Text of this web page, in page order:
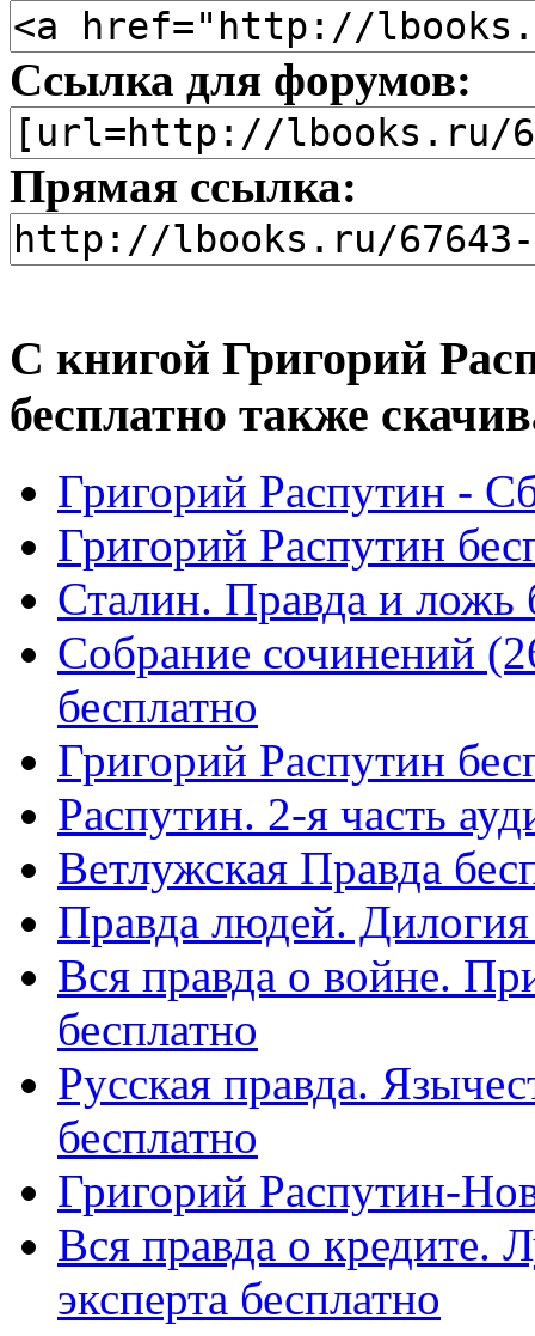
Ссылка для форумов:
Прямая ссылка:
С книгой Григорий
бесплатно также
Григорий Распутин -
Григорий Распутин
Сталин. Правда и ложь
Собрание сочинений
бесплатно
Григорий Распутин
Распутин. 2-я часть
Ветлужская Правда
Правда людей. Дилогия
Вся правда о войне.
бесплатно
Русская правда.
бесплатно
Григорий Распутин-
Вся правда о кредите.
эксперта бесплатно